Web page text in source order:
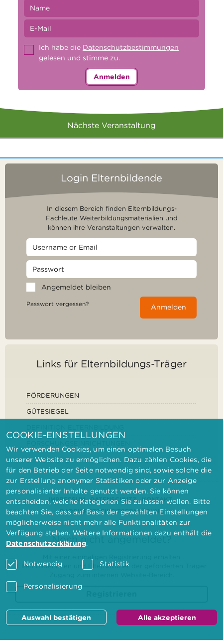
Ich habe die Datenschutzbestimmungen
gelesen und stimme zu.
Anmelden
Nächste Veranstaltung
Login Elternbildende
In diesem Bereich finden Elternbildungs-
Fachleute Weiterbildungsmaterialien und
können ihre Veranstaltungen verwalten.
Angemeldet bleiben
Passwort vergessen? Anmelden
Links für Elternbildungs-Träger
FÖRDERUNGEN
GÜTESIEGEL
IMPRESSUM DATENSCHUTZ
KONTAKT
BARRIEREFREIHEITSERKLÄRUNG
Noch nicht angemeldet?
Elternbilderinnen und Elternbildner der geförderten Träger
COOKIE-EINSTELLUNGEN
Wir verwenden Cookies, um einen optimalen Besuch
unserer Website zu ermöglichen. Dazu zählen Cookies, die
für den Betrieb der Seite notwendig sind, sowie solche die
zur Erstellung anonymer Statistiken oder zur Anzeige
personalisierter Inhalte genutzt werden. Sie können
entscheiden, welche Kategorien Sie zulassen wollen. Bitte
beachten Sie, dass auf Basis der gewählten Einstellungen
möglicherweise nicht mehr alle Funktionalitäten zur
Verfügung stehen. Weitere Informationen dazu enthält die
Datenschutzerklärung.
Notwendig Statistik
Personalisierung
Auswahl bestätigen Alle akzeptieren